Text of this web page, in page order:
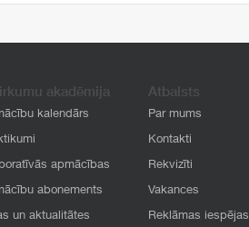
akadēmija
kalendārs
apmācības
abonements
un aktualitātes
Atbalsts
Par mums
Kontakti
Rekvizīti
Vakances
Reklāmas iespējas